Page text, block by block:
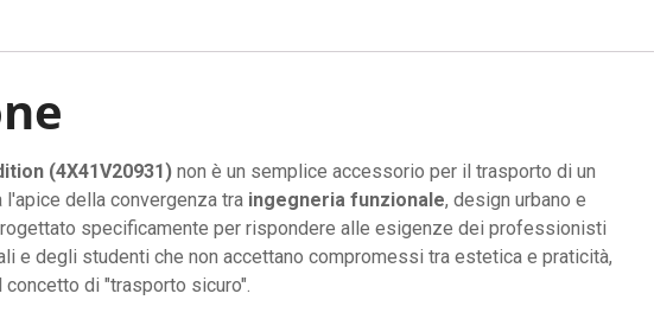
a
chiusura
magnetica
rapida
e
12
(4X41V20931) non è un semplice accessorio per il trasporto di un
l'apice della convergenza tra ingegneria funzionale, design urbano e
specificamente per rispondere alle esigenze dei professionisti
e degli studenti che non accettano compromessi tra estetica e praticità,
di "trasporto sicuro".